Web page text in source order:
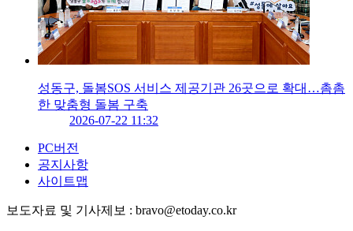
성동구, 돌봄SOS 서비스 제공기관 26곳으로 확대…촘촘
한 맞춤형 돌봄 구축
2026-07-22 11:32
PC버전
공지사항
사이트맵
보도자료 및 기사제보 : bravo@etoday.co.kr